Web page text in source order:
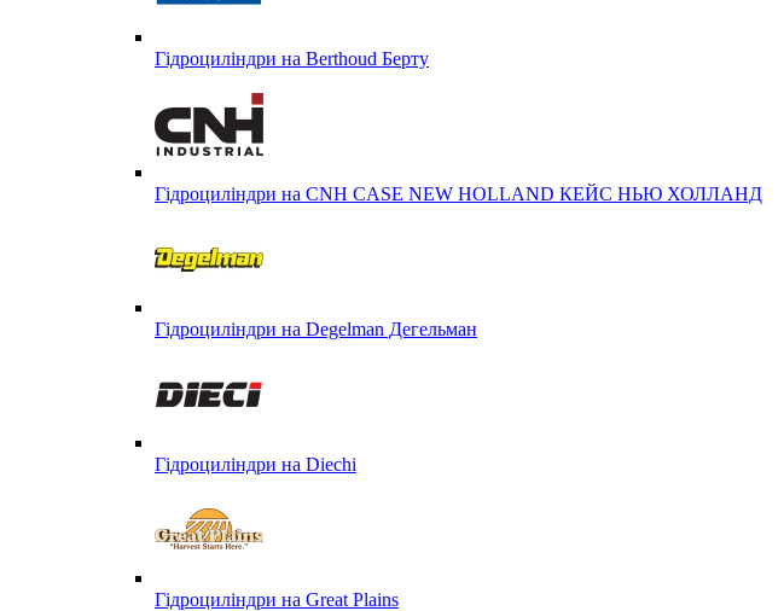
Гідроциліндри на Berthoud Берту
Гідроциліндри на CNH CASE NEW HOLLAND КЕЙС НЬЮ ХОЛЛАНД
Гідроциліндри на Degelman Дегельман
Гідроциліндри на Diechi
Гідроциліндри на Great Plains